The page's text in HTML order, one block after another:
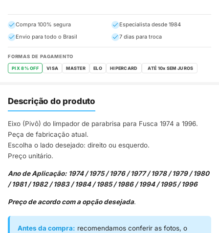
Compra 100% segura
Especialista desde 1984
Envio para todo o Brasil
7 dias para troca
FORMAS DE PAGAMENTO
PIX 8% OFF VISA MASTER ELO HIPERCARD
Descrição do produto
Eixo (Pivô) do limpador de parabrisa para Fusca 1974 a 1996.
Peça de fabricação atual.
Escolha o lado desejado: direito ou esquerdo.
Preço unitário.
Ano de Aplicação: 1974 / 1975 / 1976 / 1977 / 1978 / 1979 / 1980
/ 1981 / 1982 / 1983 / 1984 / 1985 / 1986 / 1994 / 1995 / 1996
Preço de acordo com a opção desejada.
Antes da compra: recomendamos conferir as fotos, o